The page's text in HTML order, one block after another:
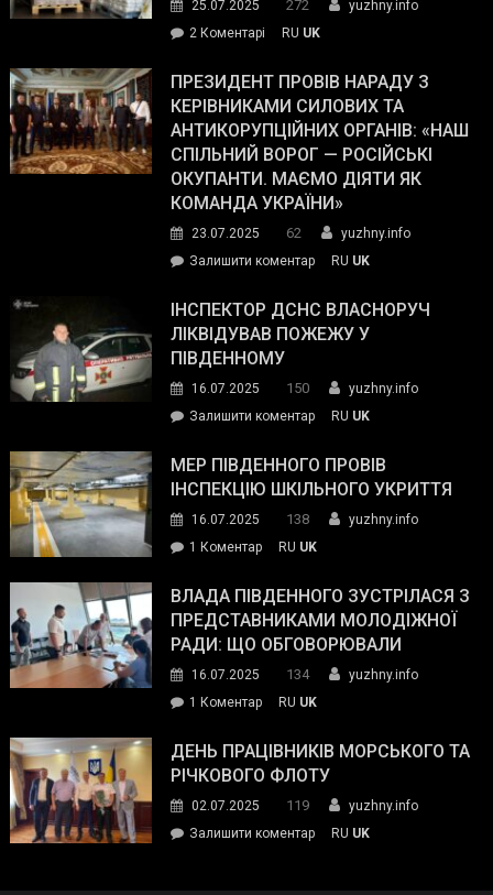
The
Street
Journal.
25.07.2025 272
yuzhny.info
2 Коментарі
Південному
працівникам
ОПЗ
з
матеріального
резерву
гуманітарну
допомогу
RU UK
ПРЕЗИДЕНТ ПРОВІВ НАРАДУ З
КЕРІВНИКАМИ СИЛОВИХ ТА
АНТИКОРУПЦІЙНИХ ОРГАНІВ: «НАШ
СПІЛЬНИЙ ВОРОГ — РОСІЙСЬКІ
ОКУПАНТИ. МАЄМО ДІЯТИ ЯК
КОМАНДА УКРАЇНИ»
23.07.2025 62
yuzhny.info
Залишити коментарon
провів
нараду
силових
та
органів:
«Наш
спільний
окупанти.
Маємо
діяти
команда
RU UK
ІНСПЕКТОР ДСНС ВЛАСНОРУЧ
ЛІКВІДУВАВ ПОЖЕЖУ У
ПІВДЕННОМУ
16.07.2025 150
yuzhny.info
Залишити коментарon
ДСНС
власноруч
пожежу
у
RU UK
МЕР ПІВДЕННОГО ПРОВІВ
ІНСПЕКЦІЮ ШКІЛЬНОГО УКРИТТЯ
16.07.2025 138
yuzhny.info
1 Коментардо
Південного
провів
інспекцію
укриття
RU UK
ВЛАДА ПІВДЕННОГО ЗУСТРІЛАСЯ З
ПРЕДСТАВНИКАМИ МОЛОДІЖНОЇ
РАДИ: ЩО ОБГОВОРЮВАЛИ
16.07.2025 134
yuzhny.info
1 Коментардо
Південного
зустрілася
представниками
молодіжної
RU UK
ДЕНЬ ПРАЦІВНИКІВ МОРСЬКОГО ТА
РІЧКОВОГО ФЛОТУ
02.07.2025 119
yuzhny.info
Залишити коментарon
RU UK